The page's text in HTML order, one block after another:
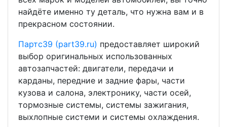
найдёте именно ту деталь, что нужна вам и в
прекрасном состоянии.
Партс39 (part39.ru) предоставляет широкий
выбор оригинальных использованных
автозапчастей: двигатели, передачи и
карданы, передние и задние фары, части
кузова и салона, электронику, части осей,
тормозные системы, системы зажигания,
выхлопные системи и системы охлаждения.